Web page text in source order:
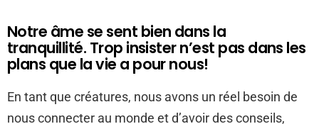
Notre âme se sent bien dans la
tranquillité. Trop insister n’est pas dans les
plans que la vie a pour nous!
En tant que créatures, nous avons un réel besoin de
nous connecter au monde et d’avoir des conseils,